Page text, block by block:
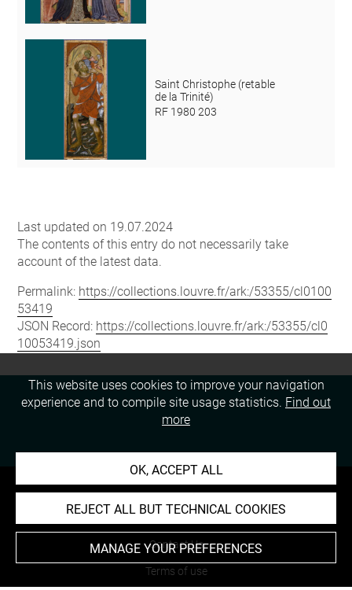
Saint Christophe (retable
de la Trinité)
RF 1980 203
Last updated on 19.07.2024
The contents of this entry do not necessarily take
account of the latest data.
Permalink: https://collections.louvre.fr/ark:/53355/cl0100
53419
JSON Record: https://collections.louvre.fr/ark:/53355/cl0
10053419.json
About
Contact Us
Terms of use
This website uses cookies to improve your navigation
experience and to compile site usage statistics. Find out
more
OK, ACCEPT ALL
REJECT ALL BUT TECHNICAL COOKIES
MANAGE YOUR PREFERENCES